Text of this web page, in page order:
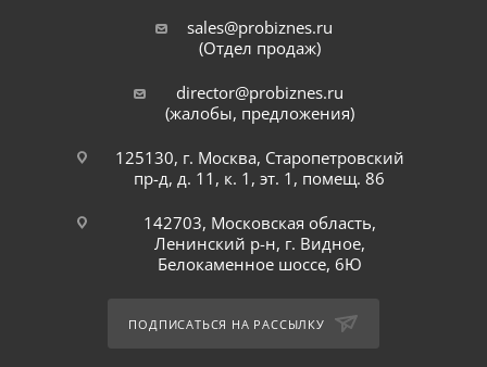
sales@probiznes.ru
(Отдел продаж)
director@probiznes.ru
(жалобы, предложения)
125130, г. Москва, Старопетровский
пр-д, д. 11, к. 1, эт. 1, помещ. 86
142703, Московская область,
Ленинский р-н, г. Видное,
Белокаменное шоссе, 6Ю
ПОДПИСАТЬСЯ НА РАССЫЛКУ